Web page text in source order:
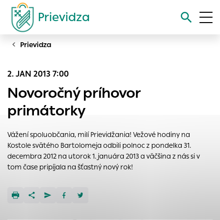
Prievidza
Vyhľadávanie
Prievidza
2. JAN 2013 7:00
Novoročný príhovor
primátorky
Vážení spoluobčania, milí Prievidžania! Vežové hodiny na
Kostole svätého Bartolomeja odbili polnoc z pondelka 31.
decembra 2012 na utorok 1. januára 2013 a väčšina z nás si v
tom čase pripíjala na šťastný nový rok!
Nastavenie cookies
Cookies sú malé súbory, do ktorých webové stránky môžu
ukladať informácie o vašej aktivite a preferenciách.
zapamätoval Vaše prihlásenie alebo aby sa uložila Vaša
voľba v tomto okne.
Vyberte úroveň cookies, ktorú chcete povoliť
Technické súbory cookie sú pre prevádzku nevyhnutné a